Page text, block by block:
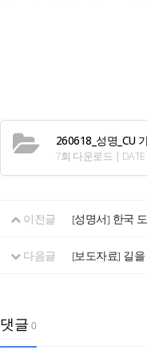
260618_성명_CU
7회 다운로드 | DATE
이전글 [성명서] 한국
다음글 [보도자료] 길
댓글 0